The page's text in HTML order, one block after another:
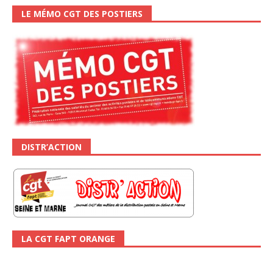
LE MÉMO CGT DES POSTIERS
DISTR’ACTION
LA CGT FAPT ORANGE